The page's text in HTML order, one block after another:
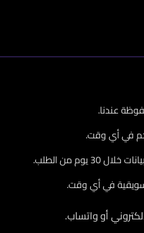
عندنا.
في أي وقت.
من الطلب.
في أي وقت.
أو واتساب.